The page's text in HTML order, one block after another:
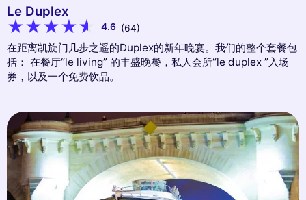
Le Duplex
4.6 (64)
在距离凯旋门几步之遥的Duplex的新年晚宴。我们的整个套餐包
括： 在餐厅“le living” 的丰盛晚餐，私人会所“le duplex ”入场
券，以及一个免费饮品。